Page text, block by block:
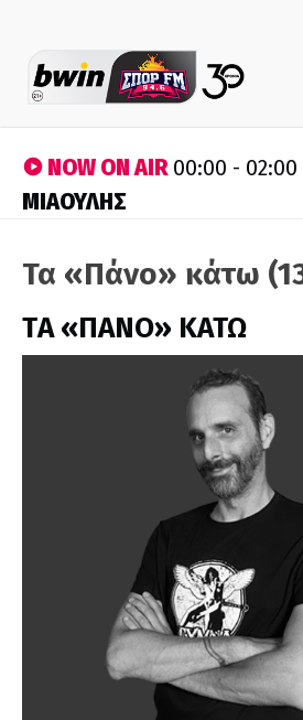
NOW ON AIR00:00 - 02:00
ΜΙΑΟΥΛΗΣ
Τα «Πάνο» κάτω
ΤA «ΠΑΝΟ» ΚΑΤΩ